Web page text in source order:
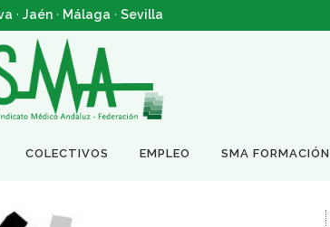
· Jaén · Málaga · Sevilla
COLECTIVOS EMPLEO SMA FORMACIÓN